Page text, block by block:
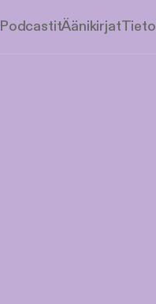
PodcastitÄänikirjat